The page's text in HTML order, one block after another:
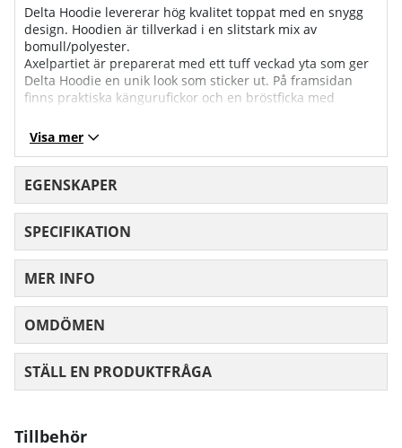
Delta Hoodie levererar hög kvalitet toppat med en snygg
design. Hoodien är tillverkad i en slitstark mix av
bomull/polyester.
Axelpartiet är preparerat med ett tuff veckad yta som ger
Delta Hoodie en unik look som sticker ut. På framsidan
finns praktiska kängurufickor och en bröstficka med
Bröstfickan har en smart sladdgenomföring för att enkelt
kunna ansluta dina hörlurar.
Storleksguide
Visa mer
EGENSKAPER
SPECIFIKATION
MER INFO
OMDÖMEN
STÄLL EN PRODUKTFRÅGA
Tillbehör